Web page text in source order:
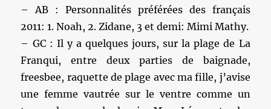
– AB : Personnalités préférées des français
2011: 1. Noah, 2. Zidane, 3 et demi: Mimi Mathy.
– GC : Il y a quelques jours, sur la plage de La
Franqui, entre deux parties de baignade,
freesbee, raquette de plage avec ma fille, j’avise
une femme vautrée sur le ventre comme un